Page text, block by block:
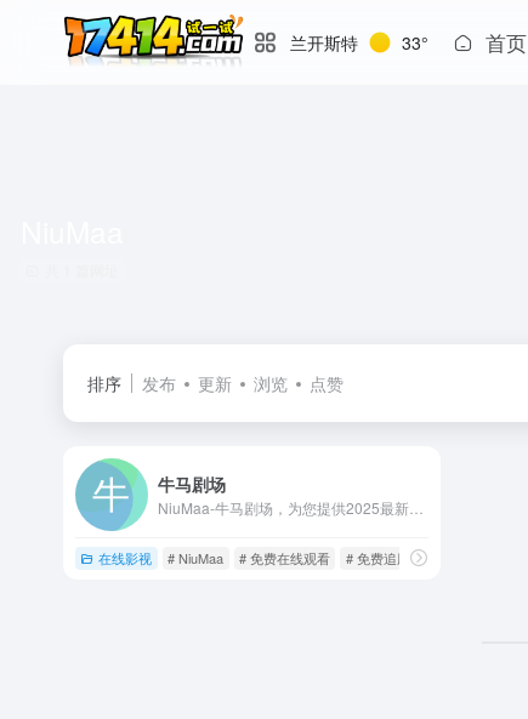
兰开斯特 33° 首页
排序 发布 更新 浏览 点赞
牛马剧场
在线影视 # NiuMaa # 免费在线观看 # 免费追剧